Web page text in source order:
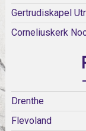
Gertrudiskapel
Corneliuskerk
Drenthe
Flevoland